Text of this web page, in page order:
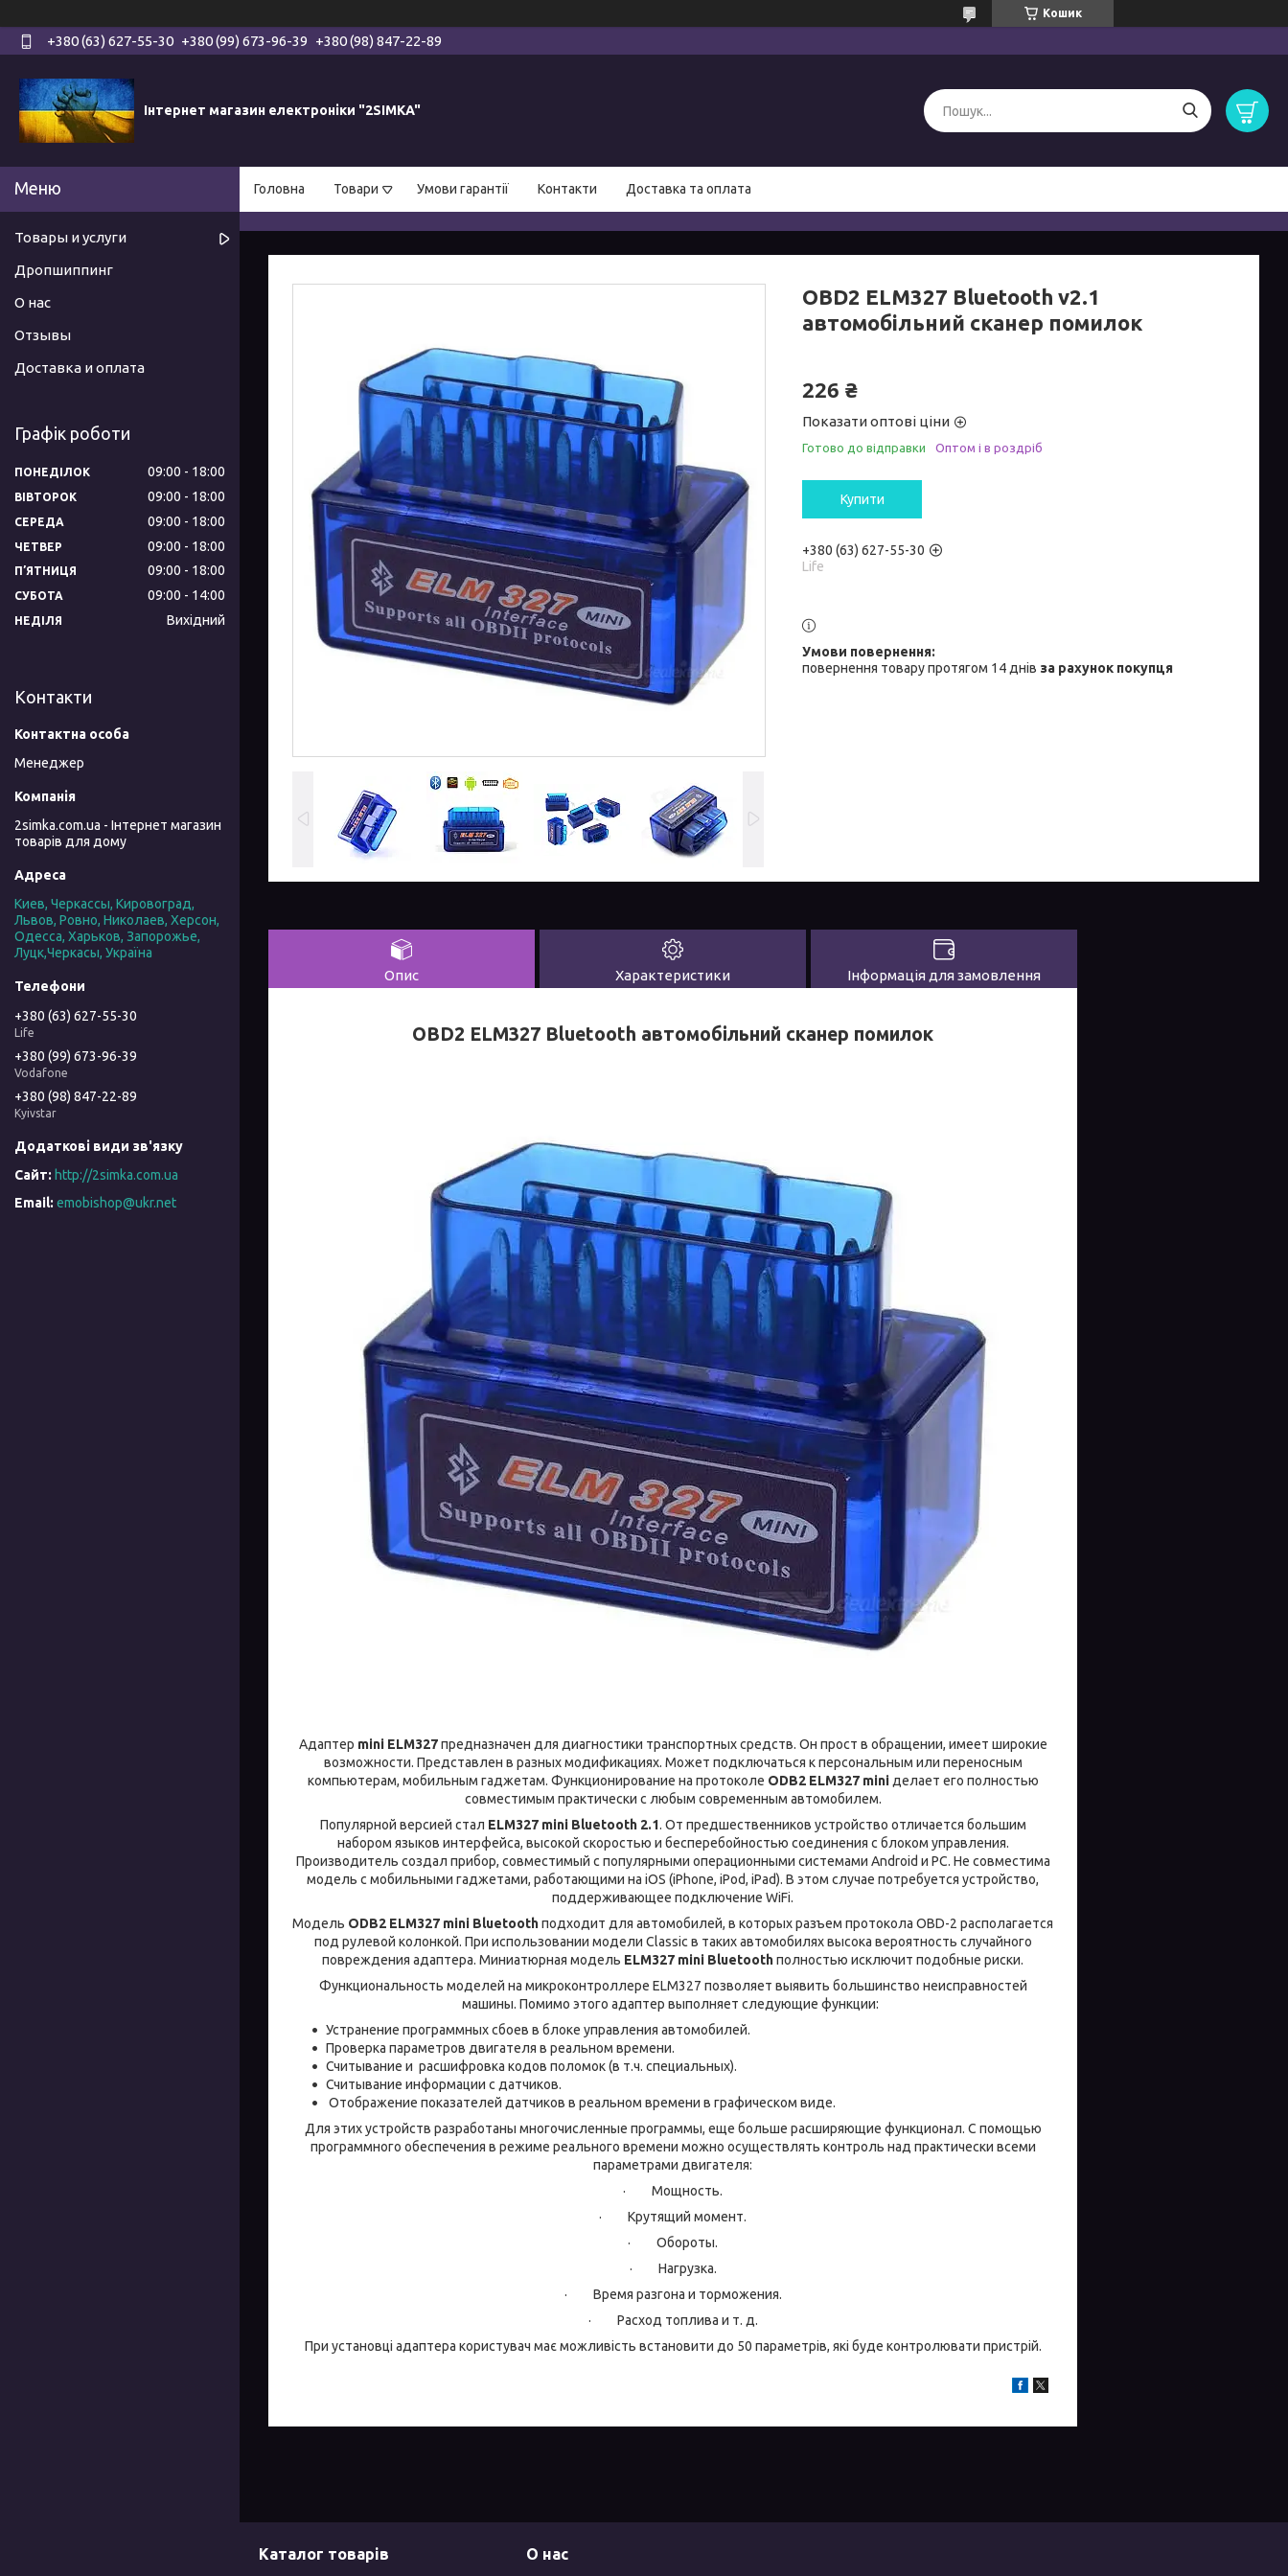
Кошик
+380 (63) 627-55-30 +380 (99) 673-96-39 +380 (98) 847-22-89
Інтернет магазин електроніки "2SIMKA"
Головна Товари Умови гарантії Контакти Доставка та оплата
OBD2 ELM327 Bluetooth v2.1
автомобільний сканер помилок
226 ₴
Показати оптові ціни
Готово до відправки Оптом і в роздріб
Купити
+380 (63) 627-55-30
Life
повернення товару протягом 14 днів за рахунок покупця
Опис Характеристики Інформація для замовлення
OBD2 ELM327 Bluetooth автомобільний сканер помилок
Адаптер mini ELM327предназначен для диагностики транспортных средств. Он прост в обращении, имеет широкие
возможности. Представлен в разных модификациях. Может подключаться к персональным или переносным
компьютерам, мобильным гаджетам. Функционирование на протоколе ODB2 ELM327 miniделает его полностью
совместимым практически с любым современным автомобилем.
Популярной версией стал ELM327 mini Bluetooth 2.1. От предшественников устройство отличается большим
набором языков интерфейса, высокой скоростью и бесперебойностью соединения с блоком управления.
Производитель создал прибор, совместимый с популярными операционными системами Android и PC. Не совместима
модель с мобильными гаджетами, работающими на iOS (iPhone, iPod, iPad). В этом случае потребуется устройство,
поддерживающее подключение WiFi.
Модель ODB2 ELM327 mini Bluetoothподходит для автомобилей, в которых разъем протокола OBD-2 располагается
под рулевой колонкой. При использовании модели Classic в таких автомобилях высока вероятность случайного
повреждения адаптера. Миниатюрная модель ELM327 mini Bluetoothполностью исключит подобные риски.
Функциональность моделей на микроконтроллере ELM327 позволяет выявить большинство неисправностей
машины. Помимо этого адаптер выполняет следующие функции:
Устранение программных сбоев в блоке управления автомобилей.
Проверка параметров двигателя в реальном времени.
Считывание и расшифровка кодов поломок (в т.ч. специальных).
Считывание информации с датчиков.
Отображение показателей датчиков в реальном времени в графическом виде.
Для этих устройств разработаны многочисленные программы, еще больше расширяющие функционал. С помощью
программного обеспечения в режиме реального времени можно осуществлять контроль над практически всеми
параметрами двигателя:
· Мощность.
· Крутящий момент.
· Обороты.
· Нагрузка.
· Время разгона и торможения.
· Расход топлива и т. д.
При установці адаптера користувач має можливість встановити до 50 параметрів, які буде контролювати пристрій.
Товары и услуги
Дропшиппинг
О нас
Отзывы
Доставка и оплата
Графік роботи
ПОНЕДІЛОК 09:00 18:00
ВІВТОРОК 09:00 18:00
СЕРЕДА 09:00 18:00
ЧЕТВЕР 09:00 18:00
ПʼЯТНИЦЯ 09:00 18:00
СУБОТА 09:00 14:00
НЕДІЛЯ Вихідний
Контакти
Менеджер
2simka.com.ua - Інтернет магазин
товарів для дому
Киев, Черкассы, Кировоград,
Львов, Ровно, Николаев, Херсон,
Одесса, Харьков, Запорожье,
Луцк,Черкасы, Україна
+380 (63) 627-55-30
Life
+380 (99) 673-96-39
Vodafone
+380 (98) 847-22-89
Kyivstar
http://2simka.com.ua
emobishop@ukr.net
Каталог товарів О нас